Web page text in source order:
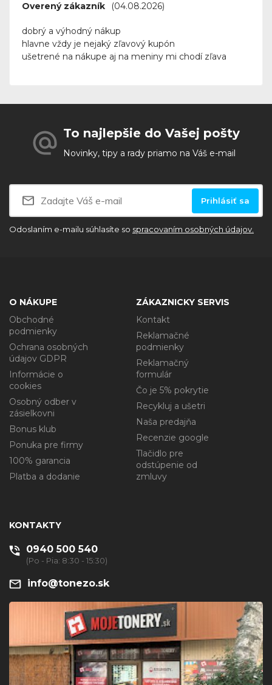
Overený zákazník (04.08.2026)
dobrý a výhodný nákup
hlavne vždy je nejaký zľavový kupón
ušetrené na nákupe aj na meniny mi chodí zľava
To najlepšie do Vašej pošty
Novinky, tipy a rady priamo na Váš e-mail
Prihlásiť sa
Odoslaním e-mailu súhlasíte so spracovaním osobných údajov.
O NÁKUPE
Obchodné
podmienky
Ochrana osobných
údajov GDPR
Informácie o
cookies
Osobný odber v
zásielkovni
Bonus klub
Ponuka pre firmy
100% garancia
Platba a dodanie
ZÁKAZNICKY SERVIS
Kontakt
Reklamačné
podmienky
Reklamačný
formulár
Čo je 5% pokrytie
Recykluj a ušetri
Naša predajňa
Recenzie google
Tlačidlo pre
odstúpenie od
zmluvy
KONTAKTY
0940 500 540
(Po - Pia: 8:30 - 15:30)
info@tonezo.sk